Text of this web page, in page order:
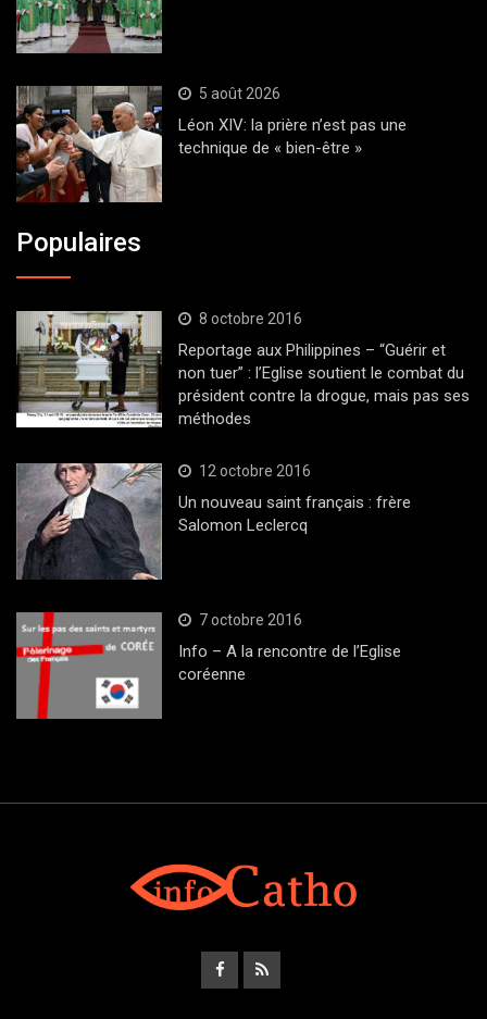
5 août 2026
Léon XIV: la prière n’est pas une
technique de « bien-être »
Populaires
8 octobre 2016
Reportage aux Philippines – “Guérir et
non tuer” : l’Eglise soutient le combat du
président contre la drogue, mais pas ses
méthodes
12 octobre 2016
Un nouveau saint français : frère
Salomon Leclercq
7 octobre 2016
Info – A la rencontre de l’Eglise
coréenne